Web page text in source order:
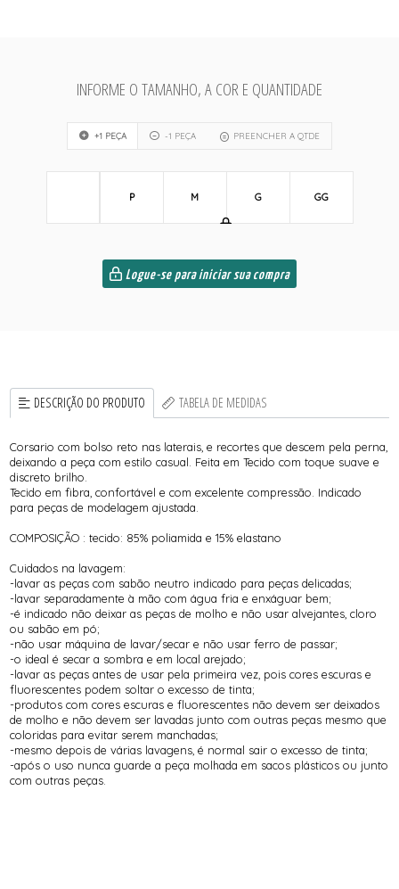
INFORME O TAMANHO, A COR E QUANTIDADE
+1 PEÇA -1 PEÇA PREENCHER A QTDE
P M G GG
Logue-se para iniciar sua compra
DESCRIÇÃO DO PRODUTO TABELA DE MEDIDAS
Corsario com bolso reto nas laterais, e recortes que descem pela perna,
deixando a peça com estilo casual. Feita em Tecido com toque suave e
discreto brilho.
Tecido em fibra, confortável e com excelente compressão. Indicado
para peças de modelagem ajustada.
COMPOSIÇÃO : tecido: 85% poliamida e 15% elastano
Cuidados na lavagem:
-lavar as peças com sabão neutro indicado para peças delicadas;
-lavar separadamente à mão com água fria e enxáguar bem;
-é indicado não deixar as peças de molho e não usar alvejantes, cloro
ou sabão em pó;
-não usar máquina de lavar/secar e não usar ferro de passar;
-o ideal é secar a sombra e em local arejado;
-lavar as peças antes de usar pela primeira vez, pois cores escuras e
fluorescentes podem soltar o excesso de tinta;
-produtos com cores escuras e fluorescentes não devem ser deixados
de molho e não devem ser lavadas junto com outras peças mesmo que
coloridas para evitar serem manchadas;
-mesmo depois de várias lavagens, é normal sair o excesso de tinta;
-após o uso nunca guarde a peça molhada em sacos plásticos ou junto
com outras peças.